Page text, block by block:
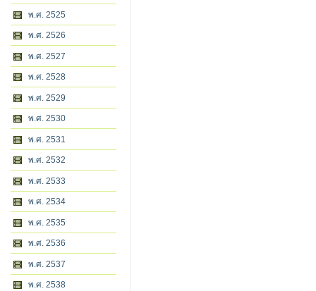
พ.ศ. 2525
พ.ศ. 2526
พ.ศ. 2527
พ.ศ. 2528
พ.ศ. 2529
พ.ศ. 2530
พ.ศ. 2531
พ.ศ. 2532
พ.ศ. 2533
พ.ศ. 2534
พ.ศ. 2535
พ.ศ. 2536
พ.ศ. 2537
พ.ศ. 2538